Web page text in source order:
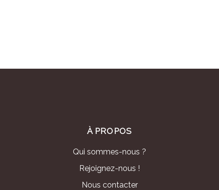
À PROPOS
Qui sommes-nous ?
Rejoignez-nous !
Nous contacter